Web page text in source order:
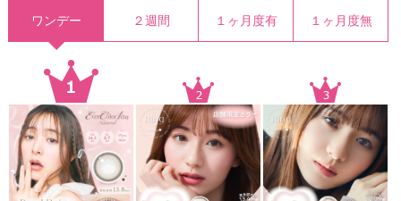
ワンデー ２週間 １ヶ月度有 １ヶ月度無